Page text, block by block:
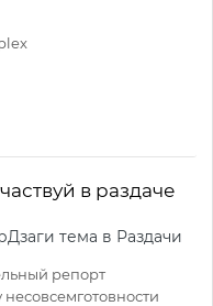
в раздаче
тема в Раздачи
репорт